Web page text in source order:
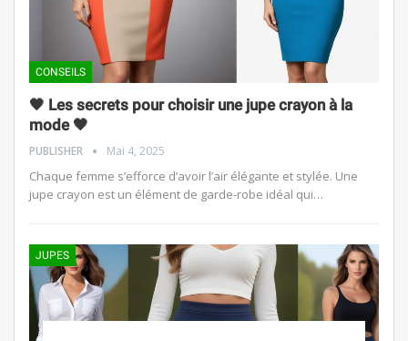
CONSEILS
🖤 ​​​​​​Les secrets pour choisir une jupe crayon à la
mode 🖤
PUBLISHER Mai 4, 2025
Chaque femme s’efforce d’avoir l’air élégante et stylée. Une
jupe crayon est un élément de garde-robe idéal qui…
JUPES